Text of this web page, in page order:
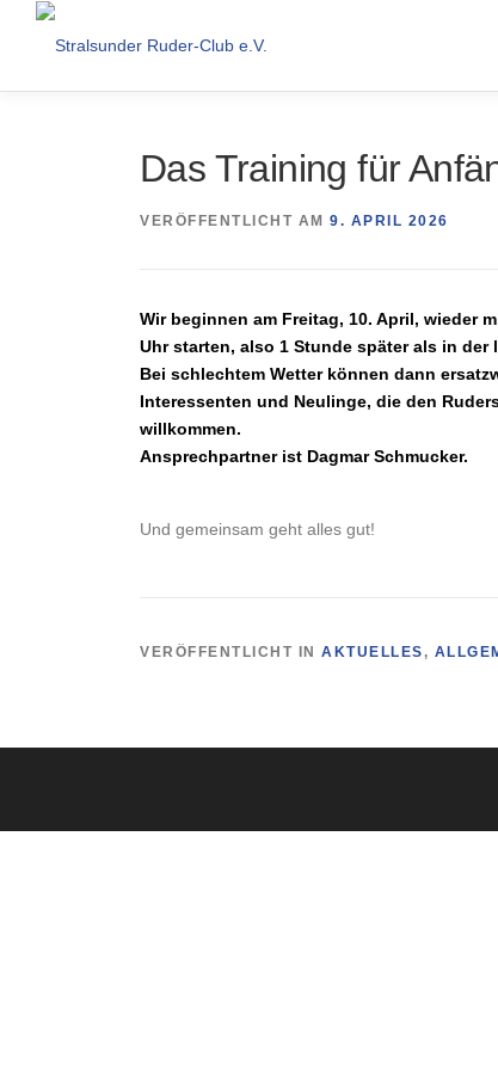
Das Training für
VERÖFFENTLICHT AM 9. APRIL 2026
Wir beginnen am Freitag, 10. April, wieder
Uhr starten, also 1 Stunde später als in der
Bei schlechtem Wetter können dann
Interessenten und Neulinge, die den
willkommen.
Ansprechpartner ist Dagmar Schmucker.
Und gemeinsam geht alles gut!
VERÖFFENTLICHT IN AKTUELLES ,